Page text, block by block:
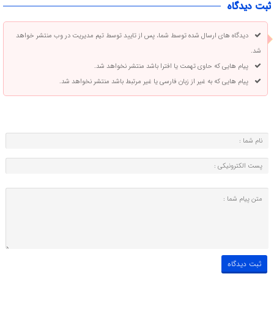
ثبت دیدگاه
دیدگاه های ارسال شده توسط شما، پس از تایید توسط تیم مدیریت در وب منتشر خواهد
شد.
پیام هایی که حاوی تهمت یا افترا باشد منتشر نخواهد شد.
پیام هایی که به غیر از زبان فارسی یا غیر مرتبط باشد منتشر نخواهد شد.